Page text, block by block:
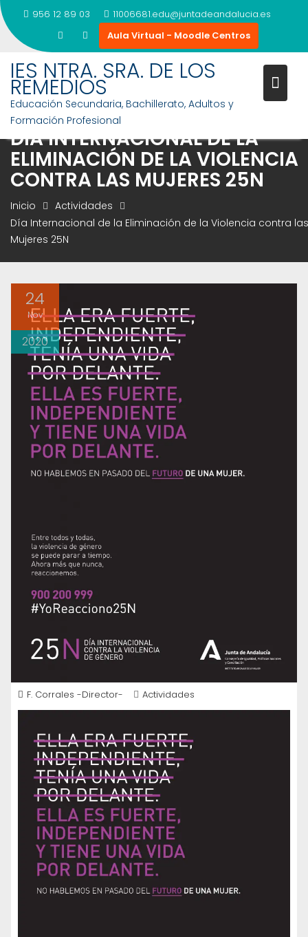
Saltar
contenido
956 12 89 03
11006681.edu@juntadeandalucia.es
Aula Virtual - Moodle Centros
IES NTRA. SRA. DE LOS
REMEDIOS
Educación Secundaria, Bachillerato, Adultos y
Formación Profesional
DÍA INTERNACIONAL DE LA
ELIMINACIÓN DE LA VIOLENCIA
CONTRA LAS MUJERES 25N
Inicio
Actividades
Día Internacional de la Eliminación de la Violencia contra las
Mujeres 25N
24
Nov
2020
F. Corrales -Director- Actividades